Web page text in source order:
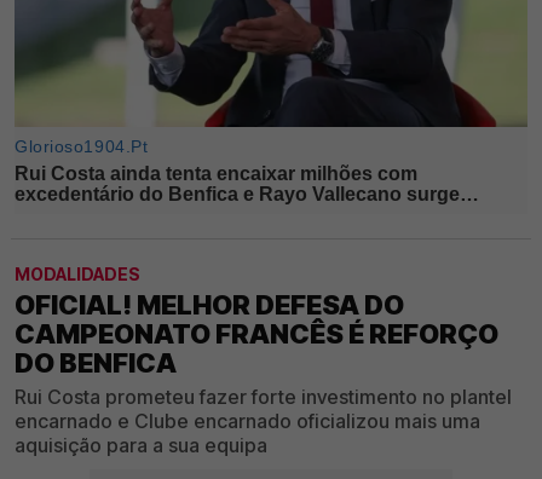
MODALIDADES
OFICIAL! MELHOR DEFESA DO
CAMPEONATO FRANCÊS É REFORÇO
DO BENFICA
Rui Costa prometeu fazer forte investimento no plantel
encarnado e Clube encarnado oficializou mais uma
aquisição para a sua equipa